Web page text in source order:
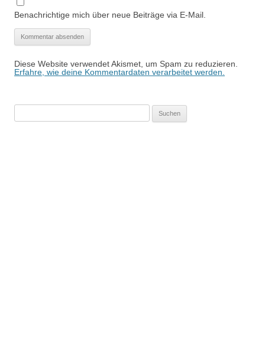
Benachrichtige mich über neue Beiträge via E-Mail.
Diese Website verwendet Akismet, um Spam zu reduzieren.
Erfahre, wie deine Kommentardaten verarbeitet werden.